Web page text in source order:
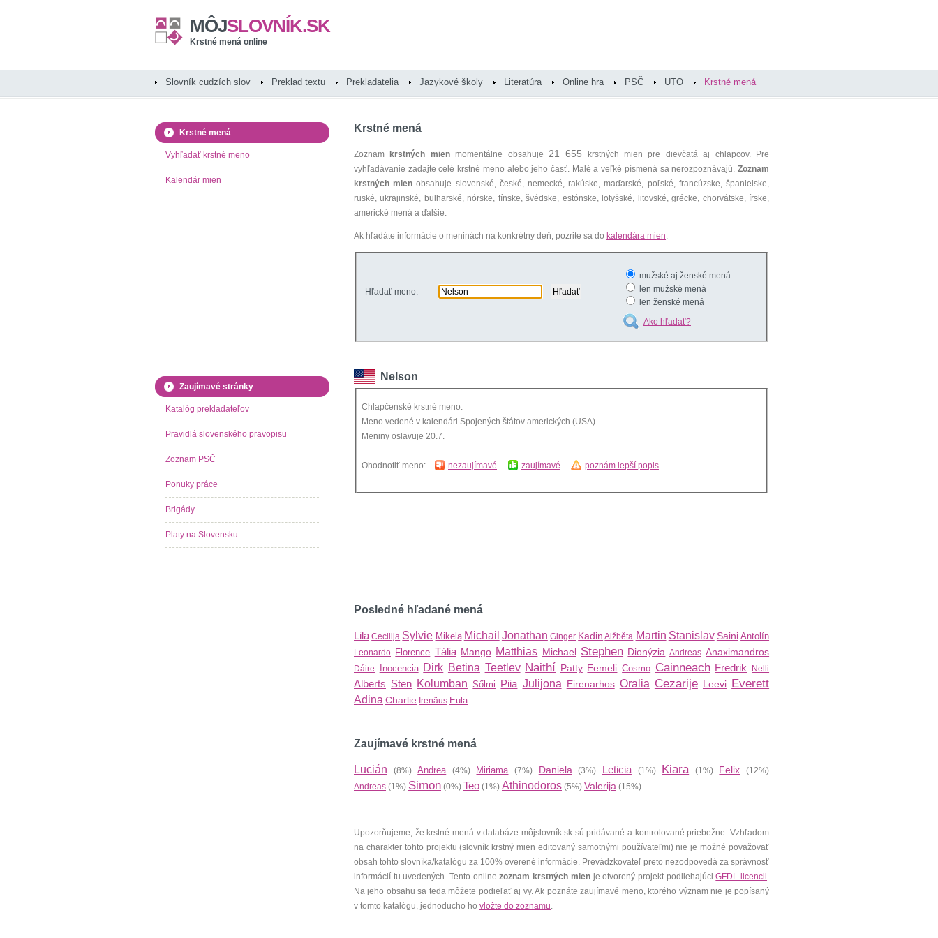
MÔJSLOVNÍK.SK
Krstné mená online
Slovník cudzích slov Preklad textu Prekladatelia Jazykové školy Literatúra Online hra PSČ UTO Krstné mená
Krstné mená
Zoznam krstných mienmomentálne obsahuje 21 655 krstných mien pre dievčatá aj chlapcov. Pre
vyhľadávanie zadajte celé krstné meno alebo jeho časť. Malé a veľké písmená sa nerozpoznávajú. Zoznam
krstných mien obsahuje slovenské, české, nemecké, rakúske, maďarské, poľské, francúzske, španielske,
ruské, ukrajinské, bulharské, nórske, fínske, švédske, estónske, lotyšské, litovské, grécke, chorvátske, írske,
americké mená a ďalšie.
Ak hľadáte informácie o meninách na konkrétny deň, pozrite sa do kalendára mien.
Hľadať meno:
mužské aj ženské mená
len mužské mená
len ženské mená
Ako hľadať?
Nelson
Chlapčenské krstné meno.
Meno vedené v kalendári Spojených štátov amerických (USA).
Meniny oslavuje 20.7.
Ohodnotiť meno: nezaujímavé zaujímavé poznám lepší popis
Posledné hľadané mená
Lila Cecilija Sylvie Mikela Michail Jonathan Ginger Kadin Alžběta Martin Stanislav Saini Antolín
Leonardo Florence Tália Mango Matthias Michael Stephen Dionýzia Andreas Anaximandros
Dáire Inocencia Dirk Betina Teetlev Naithí Patty Eemeli Cosmo Cainneach Fredrik Nelli
Alberts Sten Kolumban Sőlmi Piia Julijona Eirenarhos Oralia Cezarije Leevi Everett
Adina Charlie Irenäus Eula
Zaujímavé krstné mená
Lucián (8%)Andrea(4%) Miriama(7%) Daniela(3%) Leticia(1%) Kiara(1%) Felix (12%)
Andreas (1%) Simon (0%) Teo (1%) Athinodoros (5%) Valerija (15%)
Upozorňujeme, že krstné mená v databáze môjslovník.sk sú pridávané a kontrolované priebežne. Vzhľadom
na charakter tohto projektu (slovník krstný mien editovaný samotnými používateľmi) nie je možné považovať
obsah tohto slovníka/katalógu za 100% overené informácie. Prevádzkovateľ preto nezodpovedá za správnosť
informácií tu uvedených. Tento onlinezoznam krstných mienje otvorený projekt podliehajúciGFDL licencii.
Na jeho obsahu sa teda môžete podieľať aj vy. Ak poznáte zaujímavé meno, ktorého význam nie je popísaný
v tomto katalógu, jednoducho ho vložte do zoznamu.
Krstné mená
Vyhľadať krstné meno
Kalendár mien
Zaujímavé stránky
Katalóg prekladateľov
Pravidlá slovenského pravopisu
Zoznam PSČ
Ponuky práce
Brigády
Platy na Slovensku